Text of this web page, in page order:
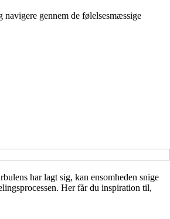
gennem de følelsesmæssige
har lagt sig, kan ensomheden snige
Her får du inspiration til,